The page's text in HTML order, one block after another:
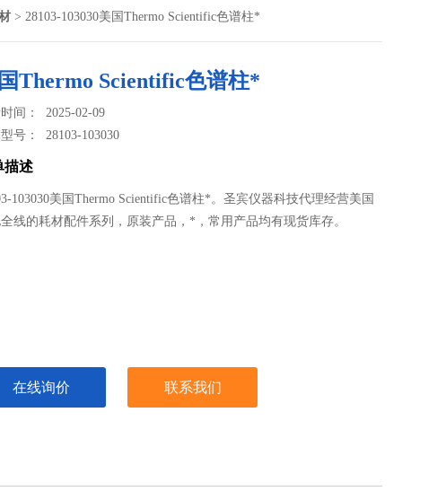
> 28103-103030美国Thermo Scientific色谱柱*
Thermo Scientific色谱柱*
间： 2025-02-09
型号：28103-103030
描述
103030美国Thermo Scientific色谱柱*。圣宾仪器科技代理经营美国
线的耗材配件系列，原装产品，*，常用产品均有现货库存。
在线询价 联系我们